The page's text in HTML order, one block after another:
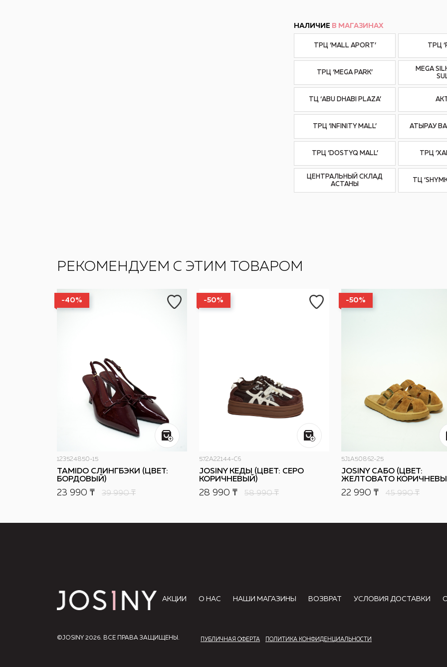
НАЛИЧИЕ В МАГАЗИНАХ
ТРЦ ‘MALL APORT’ ТРЦ
ТРЦ ‘MEGA PARK’
MEGA
ТЦ ‘ABU DHABI PLAZA’
ТРЦ ‘INFINITY MALL’ АТЫРАУ
ТРЦ ‘DOSTYQ MALL’ ТРЦ
ЦЕНТРАЛЬНЫЙ СКЛАД
АСТАНЫ
ТЦ
РЕКОМЕНДУЕМ С ЭТИМ ТОВАРОМ
-40%
123524850-15
TAMIDO СЛИНГБЭКИ (ЦВЕТ:
БОРДОВЫЙ)
23 990 ₸ 39 990₸
-50%
572A22144-C6
JOSINY КЕДЫ (ЦВЕТ: СЕРО
КОРИЧНЕВЫЙ)
28 990 ₸ 58 990₸
-50%
5J1A50862-25
JOSINY САБО (ЦВЕТ:
ЖЕЛТОВАТО
22 990 ₸ 45 990₸
АКЦИИ О НАС НАШИ МАГАЗИНЫ ВОЗВРАТ УСЛОВИЯ ДОСТАВКИ
©JOSINY 2026. ВСЕ ПРАВА ЗАЩИЩЕНЫ. ПУБЛИЧНАЯ ОФЕРТА ПОЛИТИКА КОНФИДЕНЦИАЛЬНОСТИ